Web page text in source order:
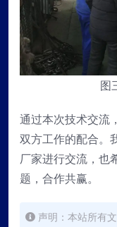
图
通过本次技术交流
双方工作的配合。
厂家进行交流，也
题，合作共赢。
声明：本站所有